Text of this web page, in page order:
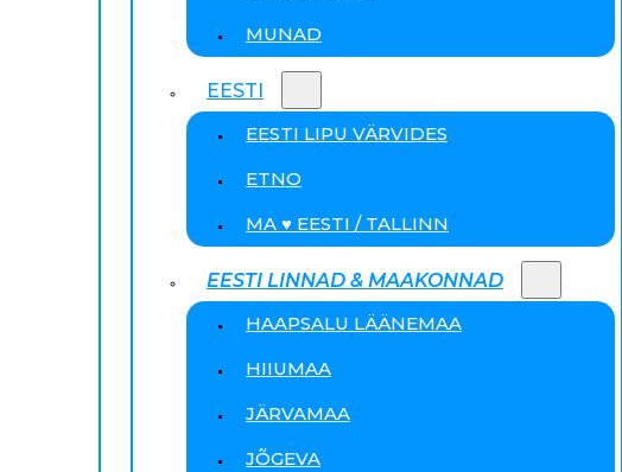
MUNAD
EESTI
EESTI LIPU VÄRVIDES
ETNO
MA ♥ EESTI / TALLINN
EESTI LINNAD & MAAKONNAD
HAAPSALU LÄÄNEMAA
HIIUMAA
JÄRVAMAA
JÕGEVA